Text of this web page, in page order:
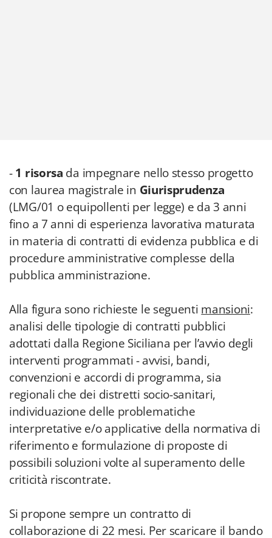
-1 risorsa da impegnare nello stesso progetto
con laurea magistrale in Giurisprudenza
(LMG/01 o equipollenti per legge) e da 3 anni
fino a 7 anni di esperienza lavorativa maturata
in materia di contratti di evidenza pubblica e di
procedure amministrative complesse della
pubblica amministrazione.
Alla figura sono richieste le seguenti mansioni:
analisi delle tipologie di contratti pubblici
adottati dalla Regione Siciliana per l’avvio degli
interventi programmati - avvisi, bandi,
convenzioni e accordi di programma, sia
regionali che dei distretti socio-sanitari,
individuazione delle problematiche
interpretative e/o applicative della normativa di
riferimento e formulazione di proposte di
possibili soluzioni volte al superamento delle
criticità riscontrate.
Si propone sempre un contratto di
collaborazione di 22 mesi. Per scaricare il bando